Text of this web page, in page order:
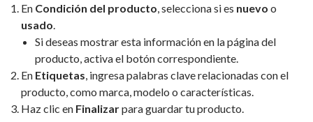
En Condición del producto , selecciona si es nuevo o
usado
Si deseas mostrar esta información en la página del
producto, activa el botón correspondiente.
En Etiquetas , ingresa palabras clave relacionadas con el
producto, como marca, modelo o características.
Haz clic en Finalizarpara guardar tu producto.